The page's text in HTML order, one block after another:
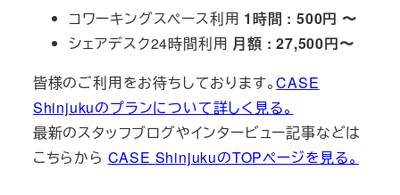
コワーキングスペース利用 1時間 : 500円 〜
シェアデスク24時間利用 月額 : 27,500円〜
皆様のご利用をお待ちしております。CASE
Shinjukuのプランについて詳しく見る。
最新のスタッフブログやインタービュー記事などは
こちらから CASE ShinjukuのTOPページを見る。